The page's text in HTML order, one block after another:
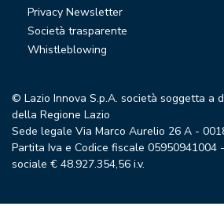
Privacy Newsletter
Società trasparente
Whistleblowing
© Lazio Innova S.p.A. società soggetta a
della Regione Lazio
Sede legale Via Marco Aurelio 26 A -
Partita Iva e Codice fiscale 05950941004
sociale € 48.927.354,56 i.v.